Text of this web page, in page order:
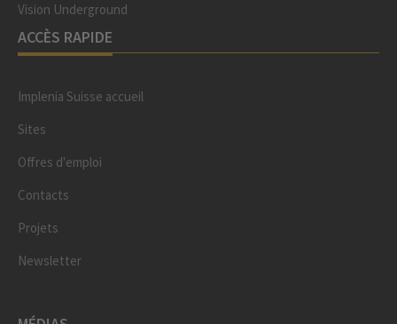
Vision Underground
ACCÈS RAPIDE
Implenia Suisse accueil
Sites
Offres d'emploi
Contacts
Projets
Newsletter